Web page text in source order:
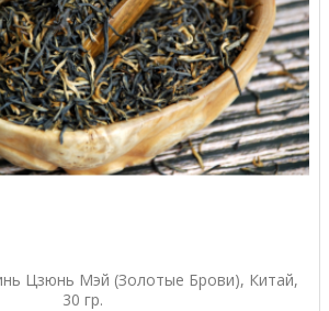
Цзюнь Мэй (Золотые Брови), Китай,
30 гр.